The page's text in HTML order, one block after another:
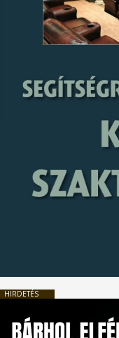
HIRDETÉS